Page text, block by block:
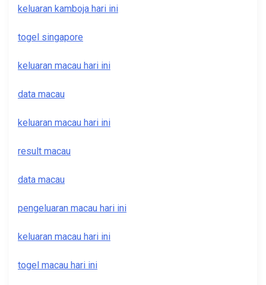
keluaran kamboja hari ini
togel singapore
keluaran macau hari ini
data macau
keluaran macau hari ini
result macau
data macau
pengeluaran macau hari ini
keluaran macau hari ini
togel macau hari ini